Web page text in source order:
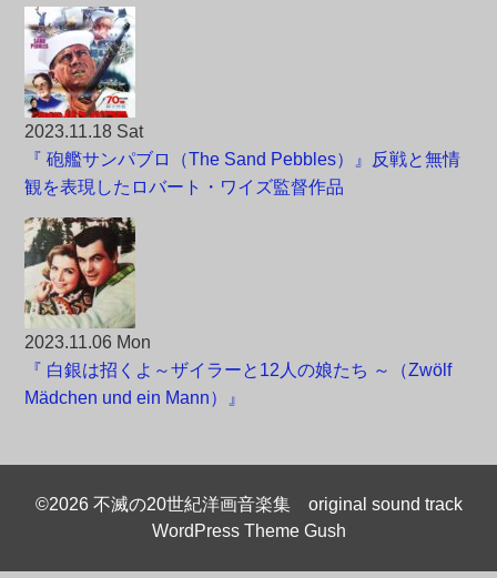
2023.11.18 Sat
『 砲艦サンパブロ（The Sand Pebbles）』反戦と無情
観を表現したロバート・ワイズ監督作品
2023.11.06 Mon
『 白銀は招くよ～ザイラーと12人の娘たち ～（Zwölf
Mädchen und ein Mann）』
©2026 不滅の20世紀洋画音楽集 original sound track
WordPress Theme Gush